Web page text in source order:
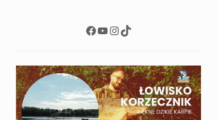
Facebook
YouTube
Instagram
TikTok